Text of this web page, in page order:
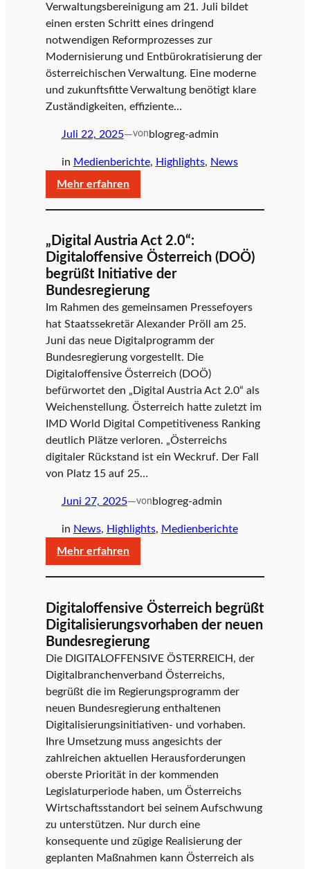
Verwaltungsbereinigung am 21. Juli bildet
einen ersten Schritt eines dringend
notwendigen Reformprozesses zur
Modernisierung und Entbürokratisierung der
österreichischen Verwaltung. Eine moderne
und zukunftsfitte Verwaltung benötigt klare
Zuständigkeiten, effiziente…
Juli 22, 2025—von blogreg-admin
in Medienberichte, Highlights, News
Mehr erfahren:
Digitaloffensive
unterstützt
Reformpartnerschaft
für
Verwaltung
„Digital Austria Act 2.0“:
Digitaloffensive Österreich (DOÖ)
begrüßt Initiative der
Bundesregierung
Im Rahmen des gemeinsamen Pressefoyers
hat Staatssekretär Alexander Pröll am 25.
Juni das neue Digitalprogramm der
Bundesregierung vorgestellt. Die
Digitaloffensive Österreich (DOÖ)
befürwortet den „Digital Austria Act 2.0“ als
Weichenstellung. Österreich hatte zuletzt im
IMD World Digital Competitiveness Ranking
deutlich Plätze verloren. „Österreichs
digitaler Rückstand ist ein Weckruf. Der Fall
von Platz 15 auf 25…
Juni 27, 2025—von blogreg-admin
in News, Highlights, Medienberichte
Mehr erfahren:
„Digital
Digitaloffensive
Österreich
Initiative
der
Digitaloffensive Österreich begrüßt
Digitalisierungsvorhaben der neuen
Bundesregierung
Die DIGITALOFFENSIVE ÖSTERREICH, der
Digitalbranchenverband Österreichs,
begrüßt die im Regierungsprogramm der
neuen Bundesregierung enthaltenen
Digitalisierungsinitiativen- und vorhaben.
Ihre Umsetzung muss angesichts der
zahlreichen aktuellen Herausforderungen
oberste Priorität in der kommenden
Legislaturperiode haben, um Österreichs
Wirtschaftsstandort bei seinem Aufschwung
zu unterstützen. Nur durch eine
konsequente und zügige Realisierung der
geplanten Maßnahmen kann Österreich als